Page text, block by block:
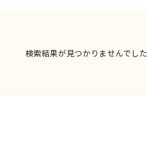
検索結果が見つかりませんでした